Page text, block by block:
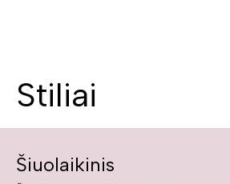
Stiliai
Šiuolaikinis